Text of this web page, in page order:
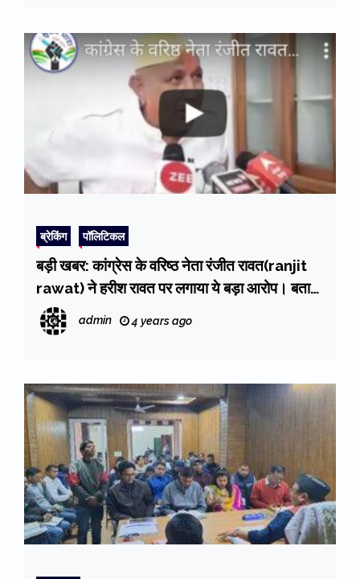
ब्रेकिंग पॉलिटिकल
बड़ी खबर: कांग्रेस के वरिष्ठ नेता रंजीत रावत(ranjit
rawat) ने हरीश रावत पर लगाया ये बड़ा आरोप। बताया
अपनी सबसे बड़ी राजनैतिक भूल। देखें video
admin 4 years ago